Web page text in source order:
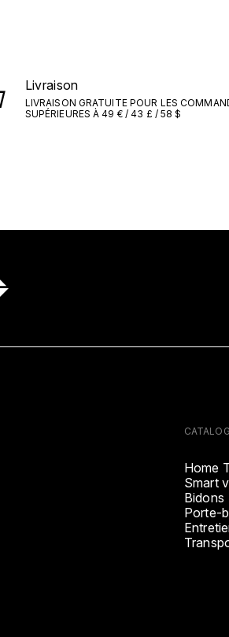
Livraison
LIVRAISON GRATUITE POUR LES
SUPÉRIEURES À 49 € / 43 £ / 58 $
Home
Smart
Bidons
Porte-